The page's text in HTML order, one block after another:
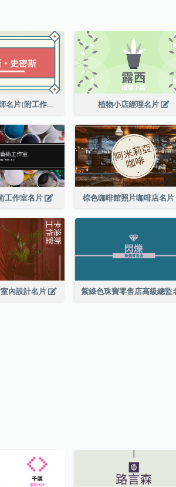
高級平面設計師名片(附工作室地址) 植物小店經理名片
工作室名片 棕色咖啡館照片咖啡店名片
內設計名片